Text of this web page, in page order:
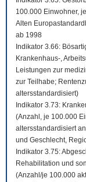
100.000 Einwohner,
Alten
ab 1998
Indikator 3.66:
Krankenhaus-,
Leistungen zur
zur Teilhabe;
altersstandardisiert)
Indikator 3.73:
(Anzahl, je 100.000
altersstandardisiert
und Geschlecht,
Indikator 3.75:
Rehabilitation und
(Anzahl/je 100.000